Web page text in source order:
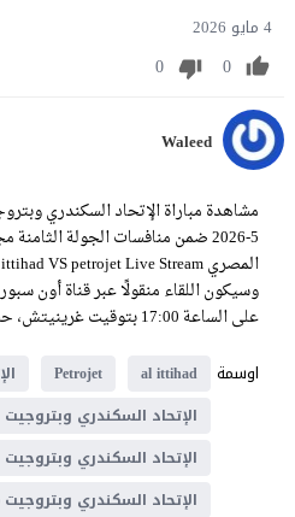
4 مايو 2026
0
0
Waleed
5-2026 ضمن منافسات الجولة
وسيكون اللقاء منقولًا عبر قناة أون
على الساعة 17:00 بتوقيت غرينيتش، حصريًا على موقع يلا شوت فيديو.
اوسمة
al ittihad
Petrojet
الإتحاد السكندري وبتروجيت
الإتحاد السكندري
الإتحاد السكندري